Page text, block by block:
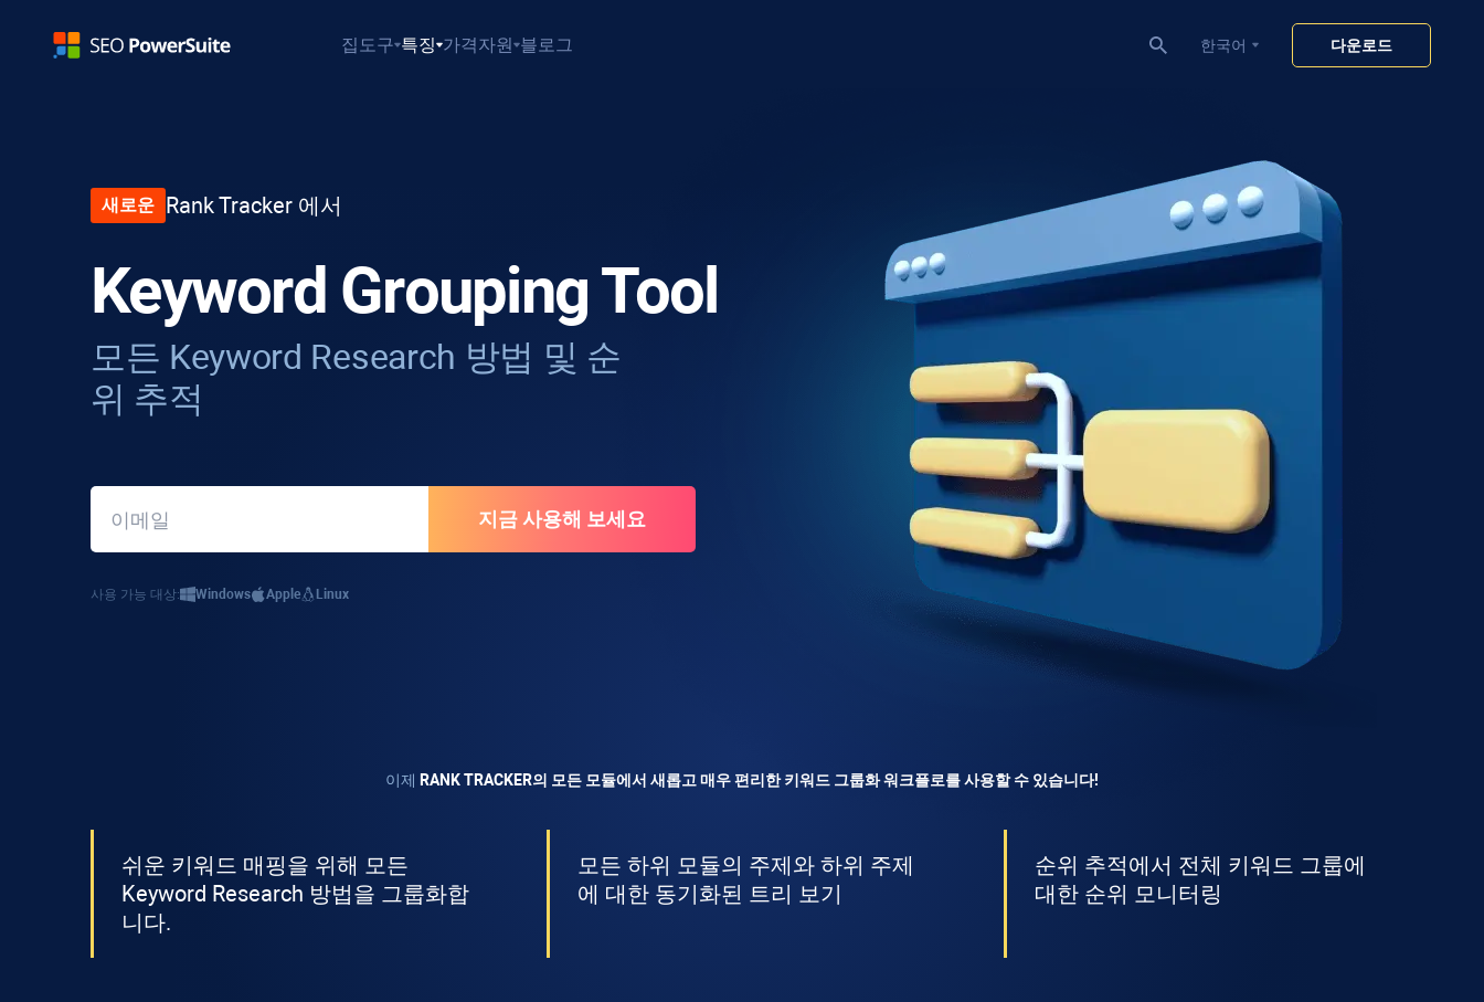
집 도구 특징 가격자원 블로그 한국어 다운로드
새로운 Rank Tracker 에서
Keyword Grouping Tool
모든 Keyword Research 방법 및 순
위 추적
사용 가능 대상: Windows Apple Linux
이제 RANK TRACKER의 모든 모듈에서 새롭고 매우 편리한 키워드 그룹화 워크플로를 사용할 수 있습니다!
쉬운 키워드 매핑을 위해 모든
Keyword Research 방법을 그룹화합
니다.
모든 하위 모듈의 주제와 하위 주제
에 대한 동기화된 트리 보기
순위 추적에서 전체 키워드 그룹에
대한 순위 모니터링